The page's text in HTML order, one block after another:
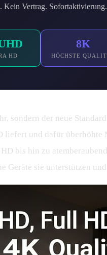
Kein Vertrag.
HD
8K
HÖCHSTE
sondern der neue
und dafür überhöhte
bis hin zu
Geräte sie unterstützen